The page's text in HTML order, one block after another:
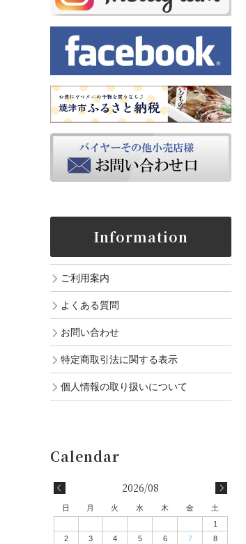
Information
ご利用案内
よくある質問
お問い合わせ
特定商取引法に関する表示
個人情報の取り扱いについて
2026/08
日 月 火 水 木 金
土
1
2
3 4 5 6 7
8